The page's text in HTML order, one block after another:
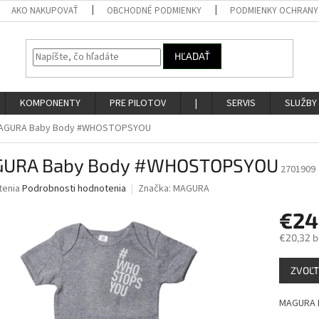
AKO NAKUPOVAŤ OBCHODNÉ PODMIENKY PODMIENKY OCHRANY
HĽADAŤ
KOMPONENTY PRE PILOTOV | SERVIS SLUŽBY
Baby Body #WHOSTOPSYOU
Baby Body #WHOSTOPSYOU 2701909
Podrobnosti hodnotenia Značka: MAGURA
€20,32
cena: